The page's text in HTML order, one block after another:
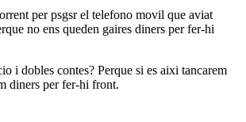
per psgsr el telefono movil que aviat
no ens queden gaires diners per fer-hi
i dobles contes? Perque si es aixi tancarem
diners per fer-hi front.